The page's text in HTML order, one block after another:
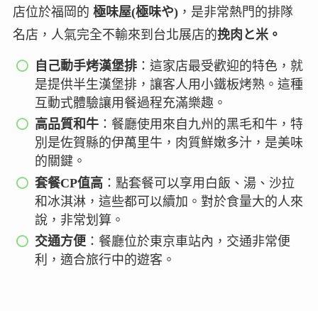
店位於福岡的 極味屋(極味や)，是非常熱門的排隊
名店，人氣完全不輸來到台北展店的挽肉と米。
自己動手烤漢堡排 ：這家店最受歡迎的特色，就
是提供半生漢堡排，讓客人用小鐵板烤熟。這種
互動式體驗讓用餐過程充滿樂趣。
高品質和牛 ：餐廳使用來自九州的黑毛和牛，特
別是佐賀縣的伊萬里牛，肉質鮮嫩多汁，是美味
的關鍵。
套餐CP值高 ：點套餐可以享用白飯、湯、沙拉
和冰淇淋，這些都可以續加。對於食量大的人來
說，非常划算。
交通方便：餐廳位於東京車站內，交通非常便
利，適合旅行中的遊客。